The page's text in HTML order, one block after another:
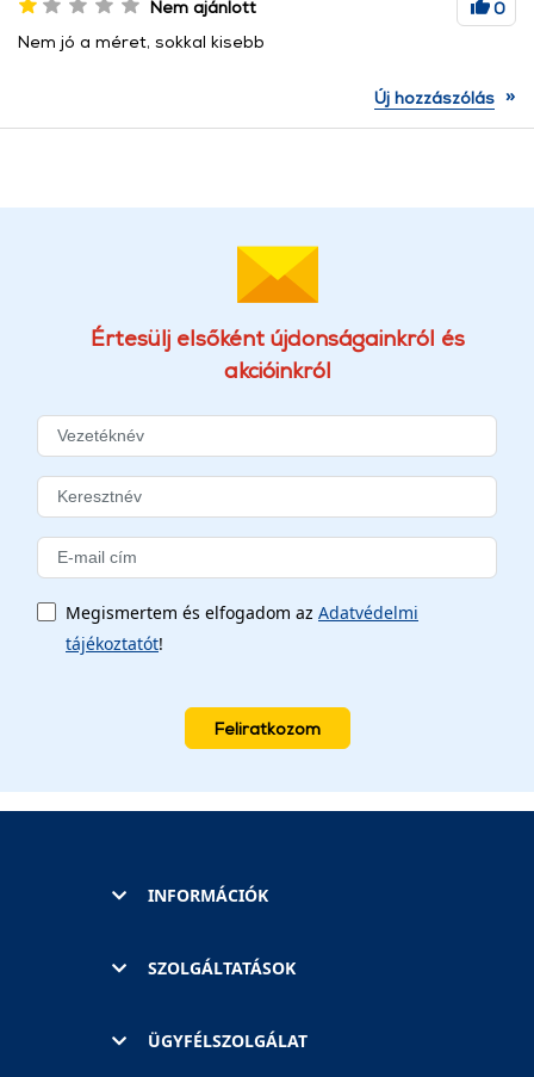
Nem ajánlott
0
Nem jó a méret, sokkal kisebb
Új hozzászólás »
Értesülj elsőként újdonságainkról és
akcióinkról
Megismertem és elfogadom az Adatvédelmi
tájékoztatót!
Feliratkozom
INFORMÁCIÓK
SZOLGÁLTATÁSOK
ÜGYFÉLSZOLGÁLAT